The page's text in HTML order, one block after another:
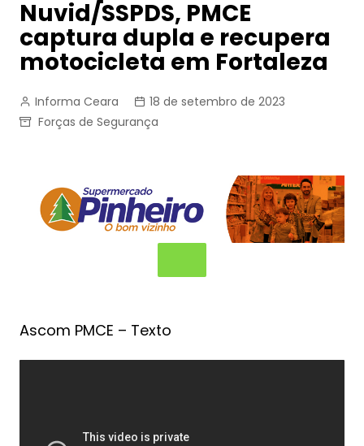
Nuvid/SSPDS, PMCE
captura dupla e recupera
motocicleta em Fortaleza
Informa Ceara
18 de setembro de 2023
Forças de Segurança
Ascom PMCE – Texto